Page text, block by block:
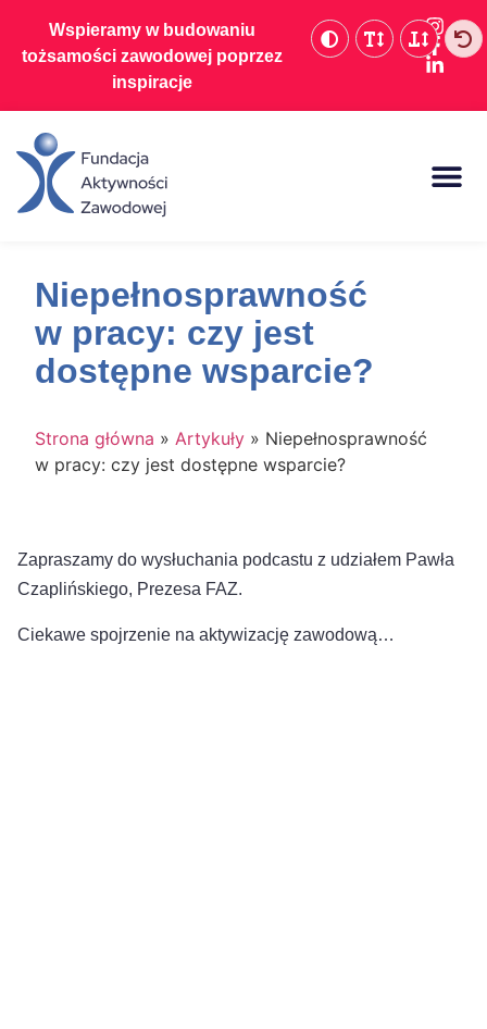
Wspieramy w budowaniu
tożsamości zawodowej poprzez
inspiracje
Niepełnosprawność
w pracy: czy jest
dostępne wsparcie?
Strona główna » Artykuły » Niepełnosprawność
w pracy: czy jest dostępne wsparcie?
Zapraszamy do wysłuchania podcastu z udziałem Pawła
Czaplińskiego, Prezesa FAZ.
Ciekawe spojrzenie na aktywizację zawodową…